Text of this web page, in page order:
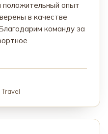
положительный опыт
в качестве
команду за